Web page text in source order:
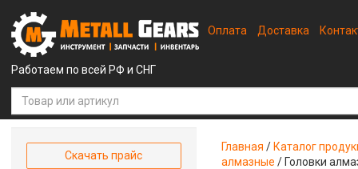
Работаем по всей РФ и СНГ
Оплата Доставка
Главная / Каталог
алмазные / Головки
Скачать прайс